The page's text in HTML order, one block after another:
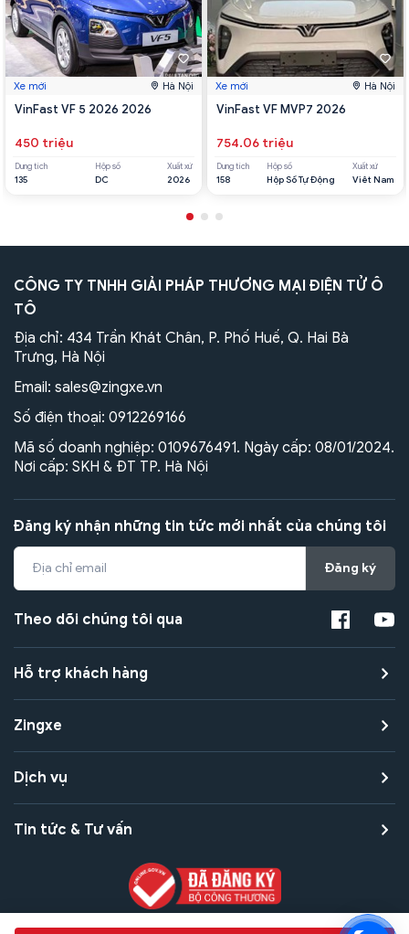
Xe mới Hà Nội
VinFast VF 5 2026 2026
450 triệu
Dung tích
135
Hộp số
DC
Xuất xứ
2026
Xe mới Hà Nội
VinFast VF MVP7 2026
754.06 triệu
Dung tích
158
Hộp số
Hộp Số Tự Động
Xuất xứ
Viêt Nam
CÔNG TY TNHH GIẢI PHÁP THƯƠNG MẠI ĐIỆN TỬ Ô
TÔ
Địa chỉ: 434 Trần Khát Chân, P. Phố Huế, Q. Hai Bà
Trưng, Hà Nội
Email: sales@zingxe.vn
Số điện thoại: 0912269166
Mã số doanh nghiệp: 0109676491. Ngày cấp: 08/01/2024.
Nơi cấp: SKH & ĐT TP. Hà Nội
Đăng ký nhận những tin tức mới nhất của chúng tôi
Đăng ký
Theo dõi chúng tôi qua
Hỗ trợ khách hàng
Zingxe
Dịch vụ
Tin tức & Tư vấn